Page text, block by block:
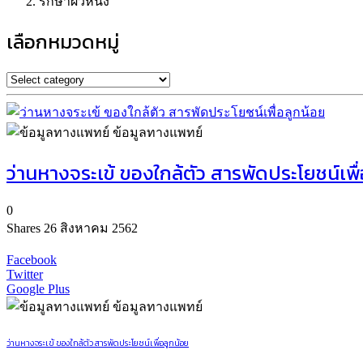
เลือกหมวดหมู่
ข้อมูลทางแพทย์
ว่านหางจระเข้ ของใกล้ตัว สารพัดประโยชน์เ
0
Shares 26 สิงหาคม 2562
Facebook
Twitter
Google Plus
ข้อมูลทางแพทย์
ว่านหางจระเข้ ของใกล้ตัว สารพัดประโยชน์เพื่อลูกน้อย